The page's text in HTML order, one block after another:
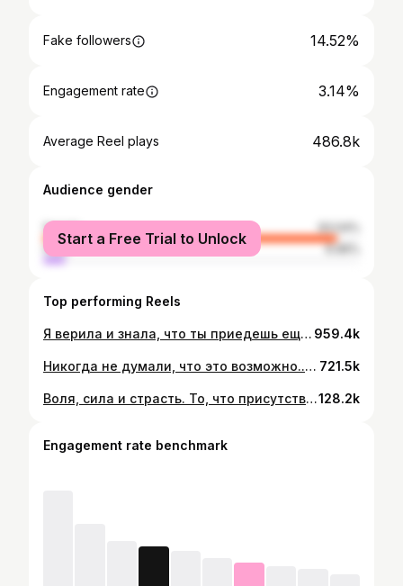
Fake followers 14.52%
Engagement rate 3.14%
Average Reel plays 486.8k
Audience gender
female
93.04%
male
6.96%
Start a Free Trial to Unlock
Top performing Reels
Я верила и знала, что ты приедешь ещё с одной горой 🙏🏻 Я была всегда мыслями рядом с тобой и посылала свою энергию силы и любви тебе❤️ Я тобой горжусь! Я тебя люблю! Мы рядом🙏🏻 959.4k
Никогда не думали, что это возможно.. Но это случилось с нами! 721.5k
Воля, сила и страсть. То, что присутствует в каждом из нас! Часто мы скрываем самих себя. Мы не показываемся на людях такими, какие мы есть на самом деле. Иногда, даже самые близкие не знают, какие мы настоящие. Каждая женщина таит в себе две натуры: 💃 Женственность, ласка, забота, теплота 💪 Сила, драйв, энергия, инстинкты хищницы Каждый мужчина - это 🎩 Джентльмен, защитник своей дамы 🔪 Власть, стратегия, сила, животная страсть Важно знать когда и уметь раскрывать ту или иную часть личности в нужный момент. Нельзя всегда "пользоваться" только одной стороной. Если бы мы в нашей ситуации всегда действовали однобоко, мы бы не достигли тех вершин, которые есть у нас сейчас. Жена не дождалась бы мужа без доли силы и уверенности в себе. Без ее женственности наша семья не стала бы крепкой и сильной. Если бы муж не нашел в себе достаточной силы, он бы "не встал на ноги", не смог привести своей семье достаток и уверенность. А если бы было недостаточно умения в нужный момент прогнуться и проявить мягкость, то у нас было бы не все так гладко, как сейчас! В каждом из нас есть чёрное и белое. Каждый из нас должен суметь найти это в себе! ♥️ Одежда - @cube_casual 📸 - @natik__photo Стилист - @evik__style128.2k
Engagement rate benchmark